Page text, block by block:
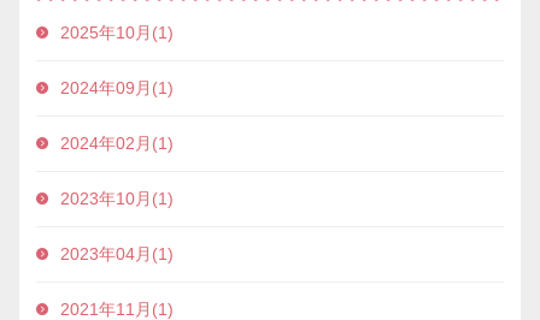
2025年10月(1)
2024年09月(1)
2024年02月(1)
2023年10月(1)
2023年04月(1)
2021年11月(1)